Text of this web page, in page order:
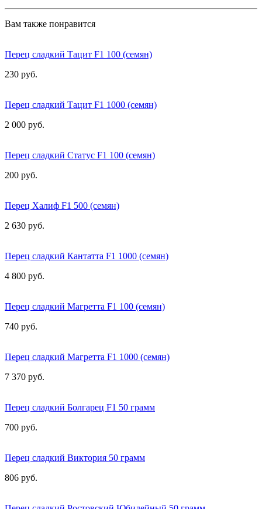
Вам также понравится
Перец сладкий Тацит F1 100 (семян)
230 руб.
Перец сладкий Тацит F1 1000 (семян)
2 000 руб.
Перец сладкий Статус F1 100 (семян)
200 руб.
Перец Халиф F1 500 (семян)
2 630 руб.
Перец сладкий Кантатта F1 1000 (семян)
4 800 руб.
Перец сладкий Магретта F1 100 (семян)
740 руб.
Перец сладкий Магретта F1 1000 (семян)
7 370 руб.
Перец сладкий Болгарец F1 50 грамм
700 руб.
Перец сладкий Виктория 50 грамм
806 руб.